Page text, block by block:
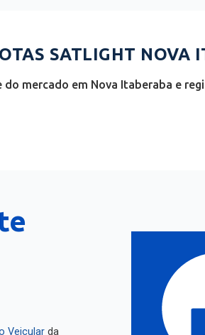
SATLIGHT NOVA
mercado em Nova Itaberaba e
Veicular
da